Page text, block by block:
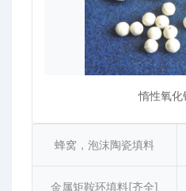
惰性氧化
蜂窝，泡沫陶瓷填料
金属矩鞍环填料[齐全]